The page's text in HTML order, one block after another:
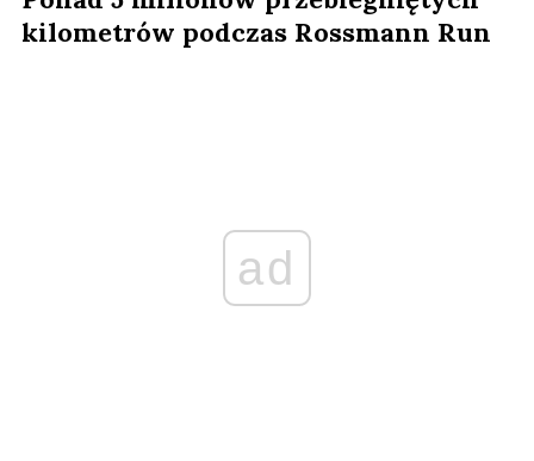
kilometrów podczas Rossmann Run
ad